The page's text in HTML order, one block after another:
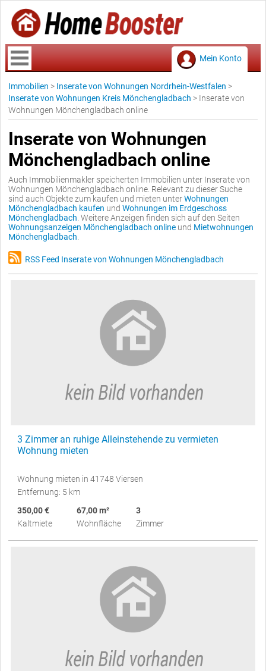
Mein Konto
Immobilien > Inserate von Wohnungen Nordrhein-Westfalen >
Inserate von Wohnungen Kreis Mönchengladbach > Inserate von
Wohnungen Mönchengladbach online
Inserate von Wohnungen
Mönchengladbach online
Auch Immobilienmakler speicherten Immobilien unter Inserate von
Wohnungen Mönchengladbach online. Relevant zu dieser Suche
sind auch Objekte zum kaufen und mieten unterWohnungen
Mönchengladbach kaufen und Wohnungen im Erdgeschoss
Mönchengladbach . Weitere Anzeigen finden sich auf den Seiten
Wohnungsanzeigen Mönchengladbach online und Mietwohnungen
Mönchengladbach
RSS Feed Inserate von Wohnungen Mönchengladbach
3 Zimmer an ruhige Alleinstehende zu vermieten
Wohnung mieten
Wohnung mieten in 41748 Viersen
Entfernung: 5 km
350,00 €
Kaltmiete
67,00 m²
Wohnfläche
3
Zimmer